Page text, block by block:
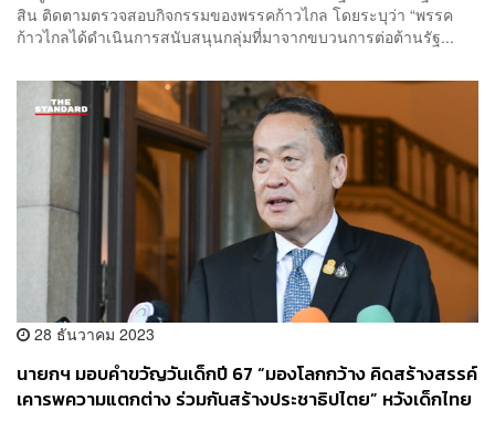
สิน ติดตามตรวจสอบกิจกรรมของพรรคก้าวไกล โดยระบุว่า “พรรค
ก้าวไกลได้ดำเนินการสนับสนุนกลุ่มที่มาจากขบวนการต่อต้านรัฐ...
28 ธันวาคม 2023
นายกฯ​ มอบคำขวัญวันเด็กปี 67 “มองโลกกว้าง คิดสร้างสรรค์
เคารพความแตกต่าง ร่วมกันสร้างประชาธิปไตย” หวัง​เด็กไทย